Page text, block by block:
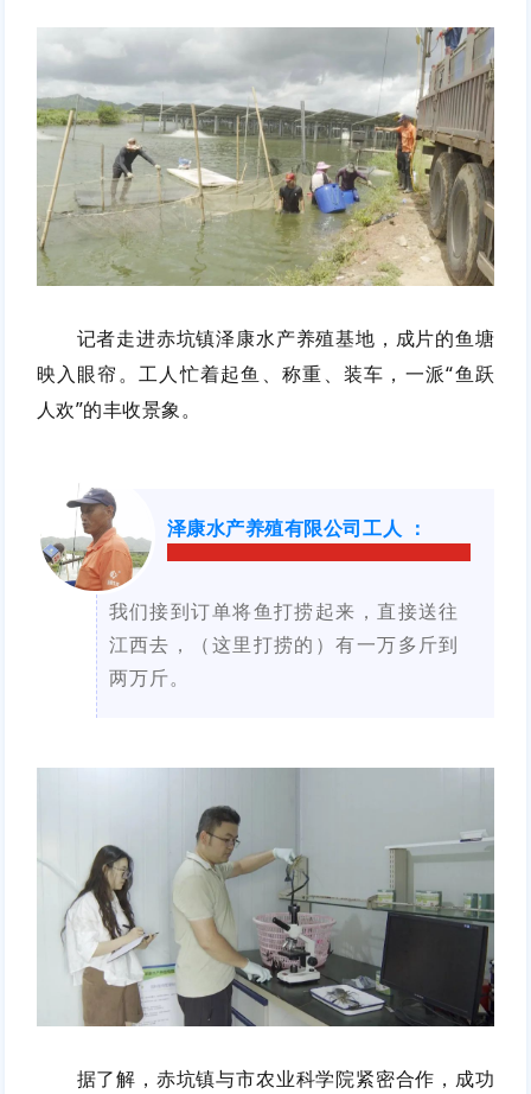
记者走进赤坑镇泽康水产养殖基地，成片的鱼塘
映入眼帘。工人忙着起鱼、称重、装车，一派“鱼跃
人欢”的丰收景象。
泽康水产养殖有限公司工人 ：
我们接到订单将鱼打捞起来，直接送往
江西去，（这里打捞的）有一万多斤到
两万斤。
据了解，赤坑镇与市农业科学院紧密合作，成功